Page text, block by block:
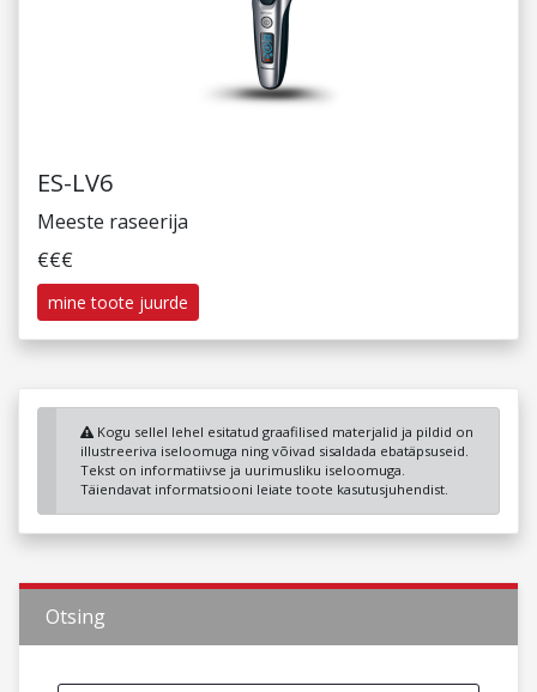
ES-LV6
Meeste raseerija
€€€
mine toote juurde
Kogu sellel lehel esitatud graafilised materjalid ja pildid on
illustreeriva iseloomuga ning võivad sisaldada ebatäpsuseid.
Tekst on informatiivse ja uurimusliku iseloomuga.
Täiendavat informatsiooni leiate toote kasutusjuhendist.
Otsing